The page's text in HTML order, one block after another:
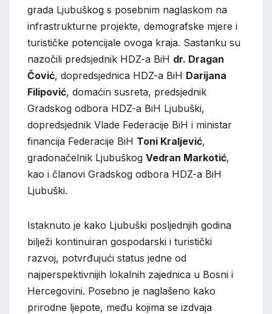
grada Ljubuškog s posebnim naglaskom na
infrastrukturne projekte, demografske mjere i
turističke potencijale ovoga kraja. Sastanku su
nazočili predsjednik HDZ-a BiH dr. Dragan
Čović, dopredsjednica HDZ-a BiH Darijana
Filipović, domaćin susreta, predsjednik
Gradskog odbora HDZ-a BiH Ljubuški,
dopredsjednik Vlade Federacije BiH i ministar
financija Federacije BiH Toni Kraljević,
gradonačelnik Ljubuškog Vedran Markotić,
kao i članovi Gradskog odbora HDZ-a BiH
Ljubuški.
Istaknuto je kako Ljubuški posljednjih godina
bilježi kontinuiran gospodarski i turistički
razvoj, potvrđujući status jedne od
najperspektivnijih lokalnih zajednica u Bosni i
Hercegovini. Posebno je naglašeno kako
prirodne ljepote, među kojima se izdvaja